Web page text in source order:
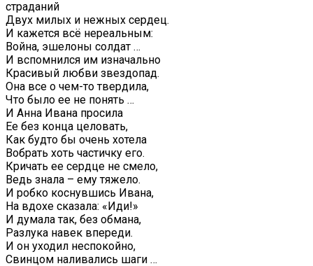
страданий
Двух милых и нежных сердец.
И кажется всё нереальным:
Война, эшелоны солдат …
И вспомнился им изначально
Красивый любви звездопад.
Она все о чем-то твердила,
Что было ее не понять …
И Анна Ивана просила
Ее без конца целовать,
Как будто бы очень хотела
Вобрать хоть частичку его.
Кричать ее сердце не смело,
Ведь знала – ему тяжело.
И робко коснувшись Ивана,
На вдохе сказала: «Иди!»
И думала так, без обмана,
Разлука навек впереди.
И он уходил неспокойно,
Свинцом наливались шаги …